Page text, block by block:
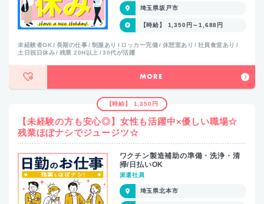
埼玉県坂戸市
【時給】 1,350円～1,688円
未経験者OK 長期の仕事 制服あり ロッカー完備 休憩室あり
社員食堂あり
土日祝日休み
残業 20H以上 30代が活躍
MORE
【時給】 1,350円
【未経験の方も安心◎】女性も活躍中×優しい職場☆
残業ほぼナシでジュージツ☆
ワクチン製造補助の準備・洗浄・清
掃/日払いOK
派遣社員
埼玉県北本市